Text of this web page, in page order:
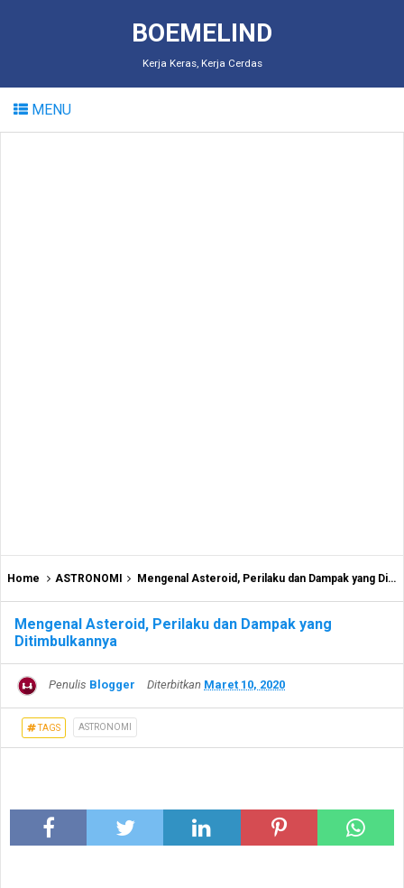
BOEMELIND
Kerja Keras, Kerja Cerdas
MENU
Home ASTRONOMI Mengenal Asteroid, Perilaku dan Dampak yang Ditimbulkannya
Mengenal Asteroid, Perilaku dan Dampak yang
Ditimbulkannya
Penulis Blogger Diterbitkan Maret 10, 2020
TAGS ASTRONOMI